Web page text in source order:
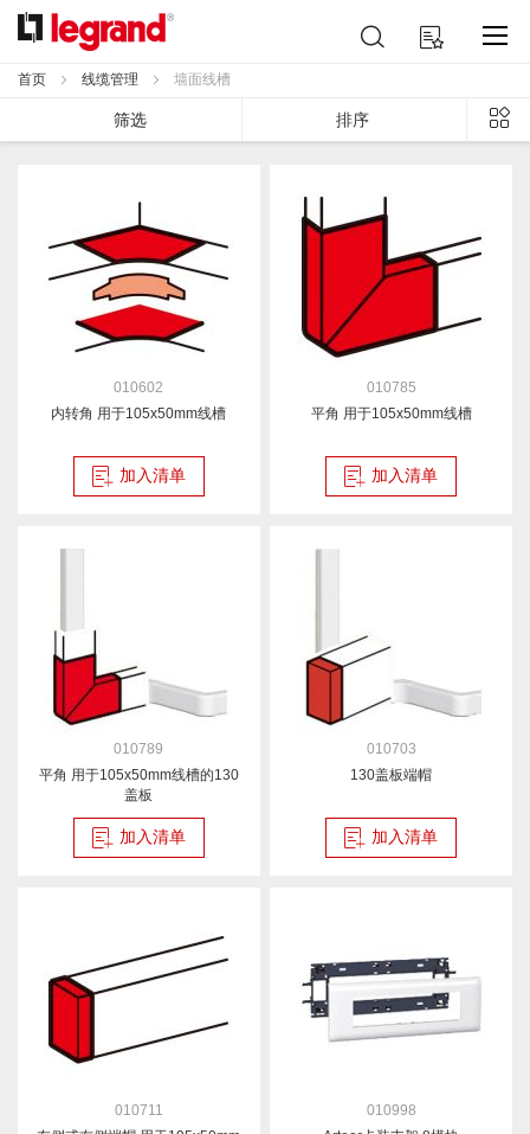
跳
到
容
我的购物车
索
首页 线缆管理 墙面线槽
筛选 排序
010602
内转角 用于105x50mm线槽
加入清单
010785
平角 用于105x50mm线槽
加入清单
010789
平角 用于105x50mm线槽的130
盖板
加入清单
010703
130盖板端帽
加入清单
010711
010998